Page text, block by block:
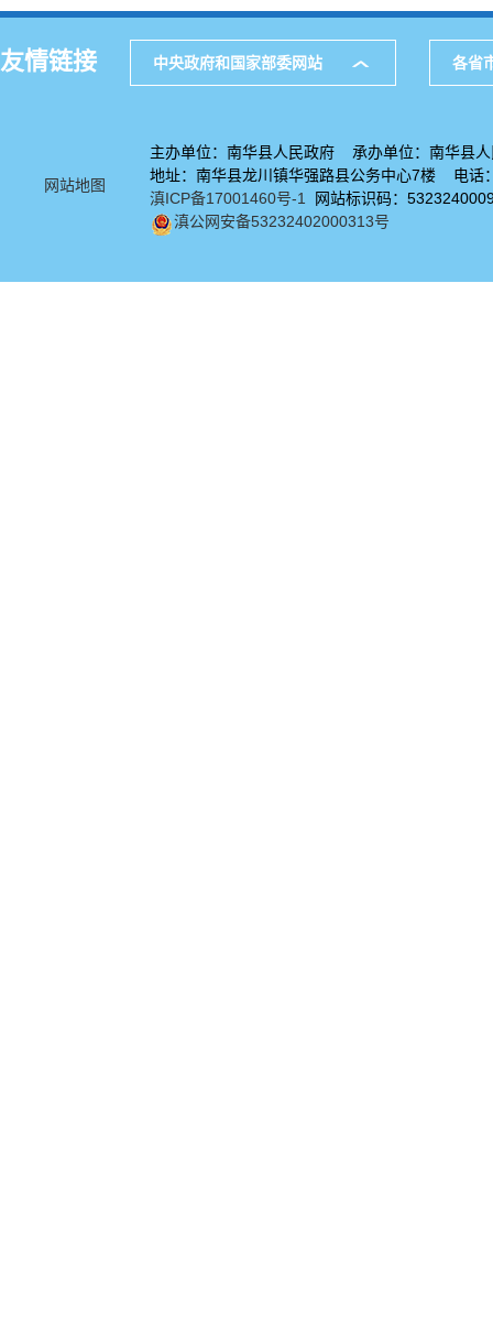
友情链接 中央政府和国家部委网站 各省
网站地图
主办单位：南华县人民政府 承办单位：南华县人
地址：南华县龙川镇华强路县公务中心7楼 电
滇ICP备17001460号-1
网站标识码：
滇公网安备53232402000313号